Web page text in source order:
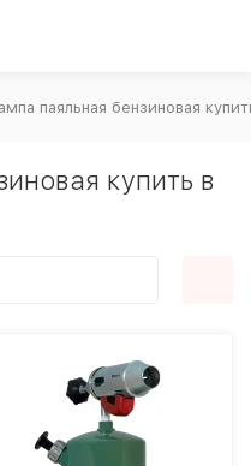
паяльная бензиновая
купить в